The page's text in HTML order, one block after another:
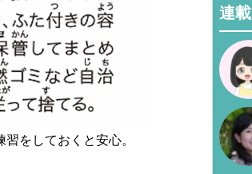
をしておくと安心。
連載